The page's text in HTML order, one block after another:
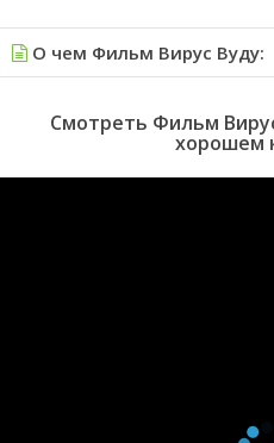
О чем Фильм Вирус Вуду:
Смотреть Фильм
хорошем